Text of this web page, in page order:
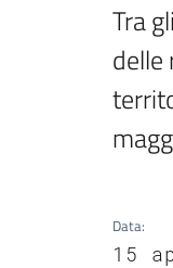
Tra
delle
Data:
15